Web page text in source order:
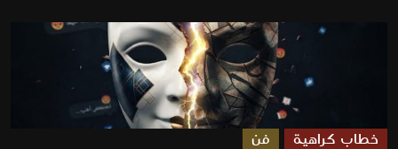
خطاب كراهية فن